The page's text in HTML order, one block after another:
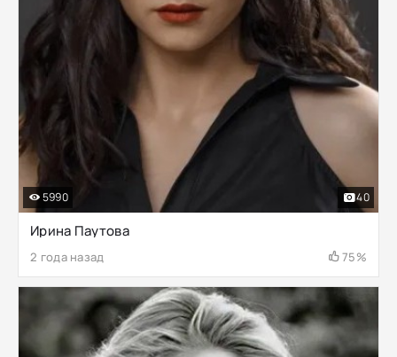
Ирина Паутова
2 года назад 75%
5990 40